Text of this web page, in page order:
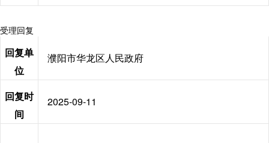
受理回复
回复单
位
濮阳市华龙区人民政府
回复时
间
2025-09-11